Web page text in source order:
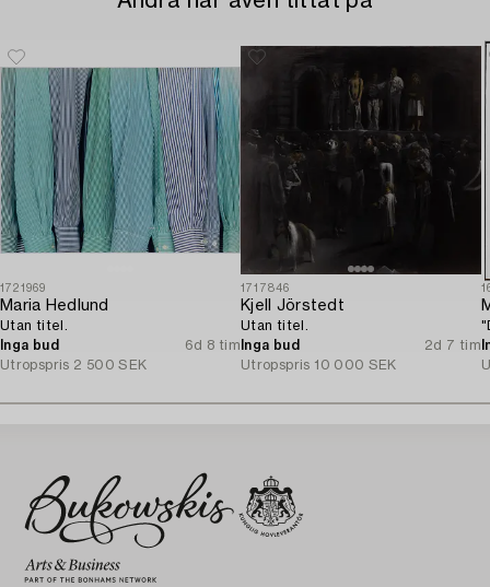
1721969
Maria Hedlund
Utan titel.
Inga bud
6d 8 tim
Utropspris 2 500 SEK
1717846
Kjell Jörstedt
Utan titel.
Inga bud
2d 7 tim
Utropspris 10 000 SEK